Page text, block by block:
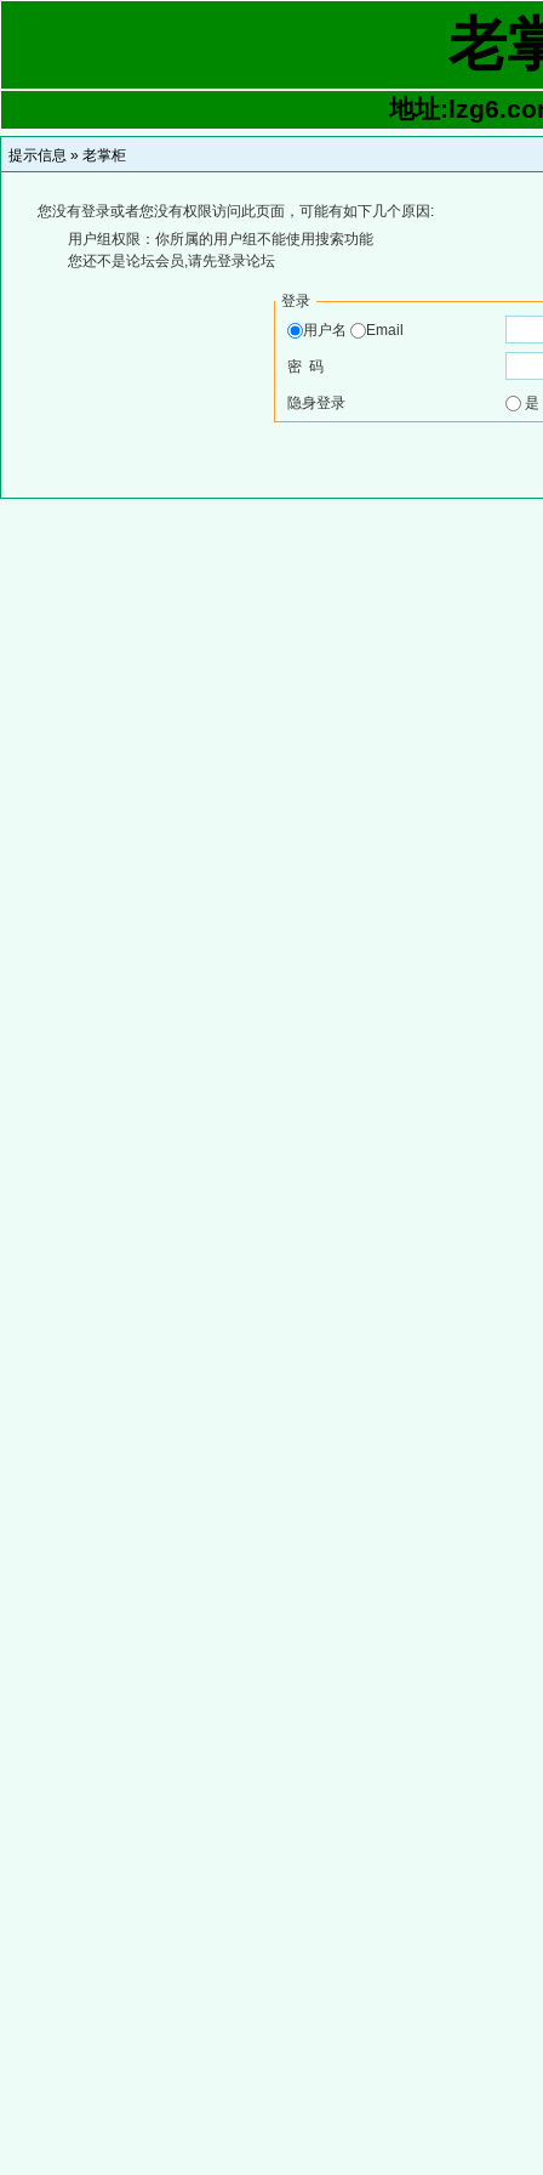
老
地址
提示信息 » 老掌柜
您没有登录或者您没有权限访问此页面，可能有如下几个原因:
用户组权限：你所属的用户组不能使用搜索功能
您还不是论坛会员,请先登录论坛
登录
用户名
Email
密 码
隐身登录